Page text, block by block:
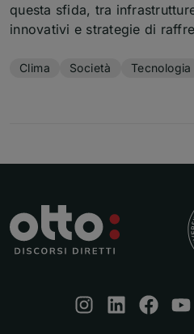
questa sfida, tra
innovativi e strategie di
Clima Società Tecnologia